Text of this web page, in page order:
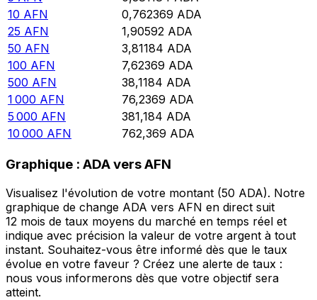
10 AFN 0,762369 ADA
25 AFN 1,90592 ADA
50 AFN 3,81184 ADA
100 AFN 7,62369 ADA
500 AFN 38,1184 ADA
1 000 AFN 76,2369 ADA
5 000 AFN 381,184 ADA
10 000 AFN 762,369 ADA
Graphique : ADA vers AFN
Visualisez l'évolution de votre montant (50 ADA). Notre
graphique de change ADA vers AFN en direct suit
12 mois de taux moyens du marché en temps réel et
indique avec précision la valeur de votre argent à tout
instant. Souhaitez-vous être informé dès que le taux
évolue en votre faveur ? Créez une alerte de taux :
nous vous informerons dès que votre objectif sera
atteint.